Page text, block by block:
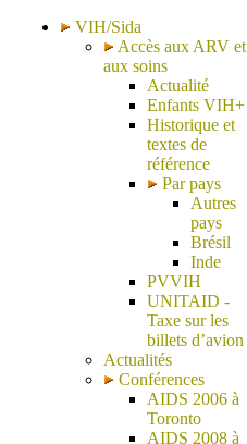
VIH/Sida
Accès aux ARV et
aux soins
Actualité
Enfants VIH+
Historique et
textes de
référence
Par pays
Autres
pays
Brésil
Inde
PVVIH
UNITAID -
Taxe sur les
billets d’avion
Actualités
Conférences
AIDS 2006 à
Toronto
AIDS 2008 à